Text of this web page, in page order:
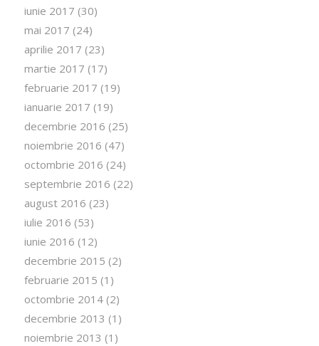
iunie 2017 (30)
mai 2017 (24)
aprilie 2017 (23)
martie 2017 (17)
februarie 2017 (19)
ianuarie 2017 (19)
decembrie 2016 (25)
noiembrie 2016 (47)
octombrie 2016 (24)
septembrie 2016 (22)
august 2016 (23)
iulie 2016 (53)
iunie 2016 (12)
decembrie 2015 (2)
februarie 2015 (1)
octombrie 2014(2)
decembrie 2013 (1)
noiembrie 2013 (1)